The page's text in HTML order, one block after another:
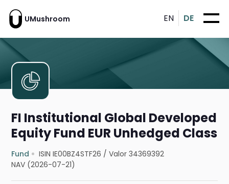
UMushroom EN DE
FI Institutional Global Developed
Equity Fund EUR Unhedged Class
Fund ISIN IE00BZ4STF26 /Valor 34369392
NAV (2026-07-21)